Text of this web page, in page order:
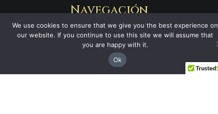
Navegación
Inicio
Áreas de Práctica
We use cookies to ensure that we give you the best experience on
our website. If you continue to use this site we will assume that
you are happy with it.
Ok